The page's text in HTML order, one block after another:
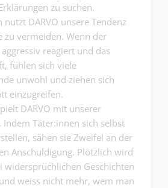
zu suchen.
DARVO unsere Tendenz
zu vermeiden. Wenn der
reagiert und das
fühlen sich viele
unwohl und ziehen sich
einzugreifen.
DARVO mit unserer
Indem Täter:innen sich selbst
sähen sie Zweifel an der
Anschuldigung. Plötzlich wird
widersprüchlichen Geschichten
weiss nicht mehr, wem man